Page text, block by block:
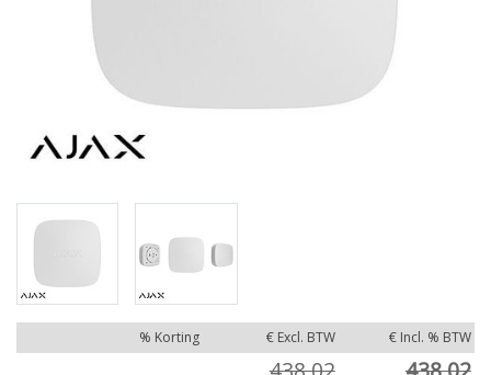
% Korting € Excl. BTW € Incl. % BTW